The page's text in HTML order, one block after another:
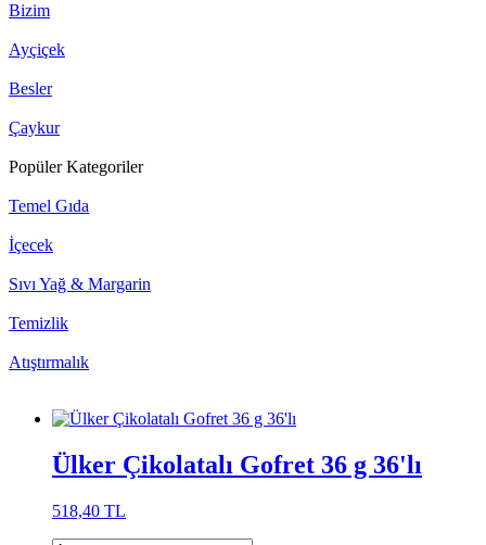
Bizim
Ayçiçek
Besler
Çaykur
Popüler Kategoriler
Temel Gıda
İçecek
Sıvı Yağ & Margarin
Temizlik
Atıştırmalık
Ülker Çikolatalı Gofret 36 g 36'lı
518,40 TL